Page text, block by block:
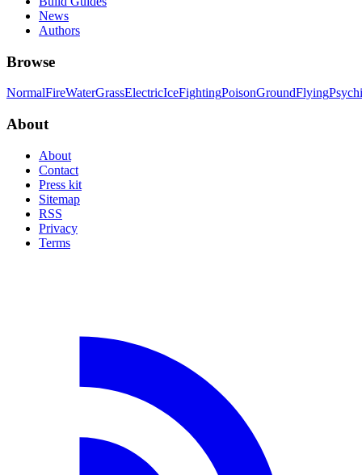
News
Authors
Browse
NormalFireWaterGrassElectricIceFightingPoisonGroundFlying
About
About
Contact
Press kit
Sitemap
RSS
Privacy
Terms